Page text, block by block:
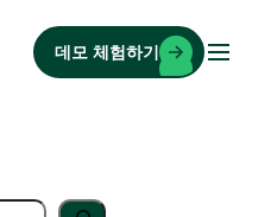
데모 체험하기